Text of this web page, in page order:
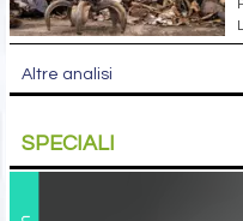
Altre analisi
SPECIALI